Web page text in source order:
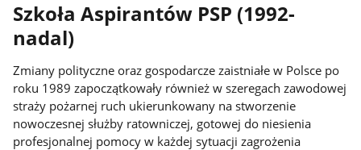
Szkoła Aspirantów PSP (1992-
nadal)
Zmiany polityczne oraz gospodarcze zaistniałe w Polsce po
roku 1989 zapoczątkowały również w szeregach zawodowej
straży pożarnej ruch ukierunkowany na stworzenie
nowoczesnej służby ratowniczej, gotowej do niesienia
profesjonalnej pomocy w każdej sytuacji zagrożenia